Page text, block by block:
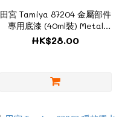
田宮 Tamiya 87204 金屬部件
專用底漆 (40ml裝) Metal
Primer
HK$28.00